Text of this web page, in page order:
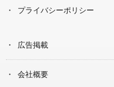
プライバシーポリシー
広告掲載
会社概要